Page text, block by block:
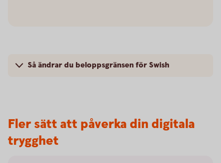
Så ändrar du beloppsgränsen för Swish
Fler sätt att påverka din digitala
trygghet